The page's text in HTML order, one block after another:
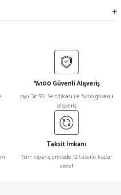
%100 Güvenli Alışveriş
250 Bit SSL Sertifikası ile %100 güvenli
alışveriş
Taksit İmkanı
Tüm siparişlerinizde 12 taksite kadar
vade!